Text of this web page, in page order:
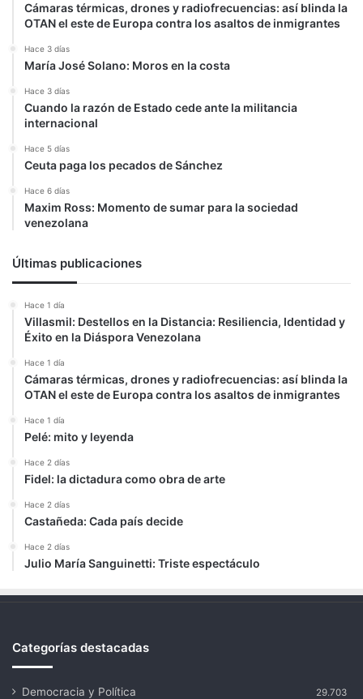
Cámaras térmicas, drones y radiofrecuencias: así blinda la
OTAN el este de Europa contra los asaltos de inmigrantes
Hace 3 días
María José Solano: Moros en la costa
Hace 3 días
Cuando la razón de Estado cede ante la militancia
internacional
Hace 5 días
Ceuta paga los pecados de Sánchez
Hace 6 días
Maxim Ross: Momento de sumar para la sociedad
venezolana
Últimas publicaciones
Hace 1 día
Villasmil: Destellos en la Distancia: Resiliencia, Identidad y
Éxito en la Diáspora Venezolana
Hace 1 día
Cámaras térmicas, drones y radiofrecuencias: así blinda la
OTAN el este de Europa contra los asaltos de inmigrantes
Hace 1 día
Pelé: mito y leyenda
Hace 2 días
Fidel: la dictadura como obra de arte
Hace 2 días
Castañeda: Cada país decide
Hace 2 días
Julio María Sanguinetti: Triste espectáculo
Categorías destacadas
Democracia y Política 29.703